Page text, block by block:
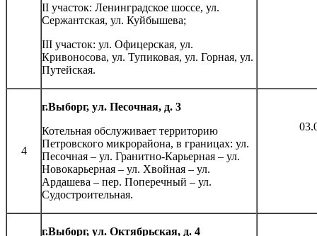
II участок: Ленинградское шоссе, ул.
Сержантская, ул. Куйбышева;
III участок: ул. Офицерская, ул.
Кривоносова, ул. Тупиковая, ул. Горная, ул.
Путейская.
4
г.Выборг, ул. Песочная, д. 3
Котельная обслуживает территорию
Петровского микрорайона, в границах: ул.
Песочная – ул. Гранитно-Карьерная – ул.
Новокарьерная – ул. Хвойная – ул.
Ардашева – пер. Поперечный – ул.
Судостроительная.
г.Выборг, ул. Октябрьская, д. 4